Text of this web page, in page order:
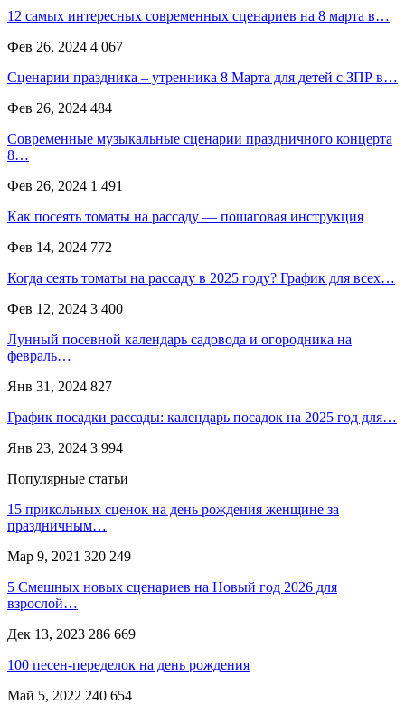
12 самых интересных современных сценариев на 8 марта в…
Фев 26, 2024 4 067
Сценарии праздника – утренника 8 Марта для детей с ЗПР в…
Фев 26, 2024 484
Современные музыкальные сценарии праздничного концерта
8…
Фев 26, 2024 1 491
Как посеять томаты на рассаду — пошаговая инструкция
Фев 14, 2024 772
Когда сеять томаты на рассаду в 2025 году? График для всех…
Фев 12, 2024 3 400
Лунный посевной календарь садовода и огородника на
февраль…
Янв 31, 2024 827
График посадки рассады: календарь посадок на 2025 год для…
Янв 23, 2024 3 994
Популярные статьи
15 прикольных сценок на день рождения женщине за
праздничным…
Мар 9, 2021 320 249
5 Смешных новых сценариев на Новый год 2026 для
взрослой…
Дек 13, 2023 286 669
100 песен-переделок на день рождения
Май 5, 2022 240 654